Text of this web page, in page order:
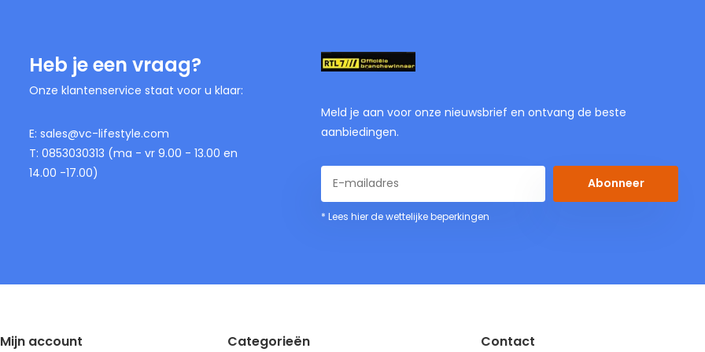
Heb je een vraag?
Onze klantenservice staat voor u klaar:
E: sales@vc-lifestyle.com
T: 0853030313 (ma - vr 9.00 - 13.00 en
14.00 -17.00)
Meld je aan voor onze nieuwsbrief en ontvang de beste
aanbiedingen.
Abonneer
* Lees hier de wettelijke beperkingen
Mijn account Categorieën Contact